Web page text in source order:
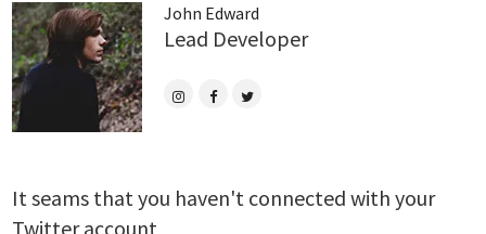
John Edward
Lead Developer
It seams that you haven't connected with your
Twitter account